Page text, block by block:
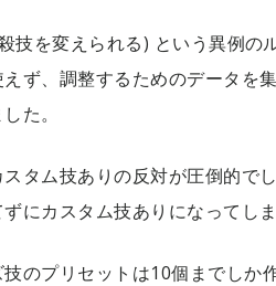
技を変えられる) という異例の
ず、調整するためのデータを
た。
タム技ありの反対が圧倒的
ずにカスタム技ありになってし
技のプリセットは10個までし